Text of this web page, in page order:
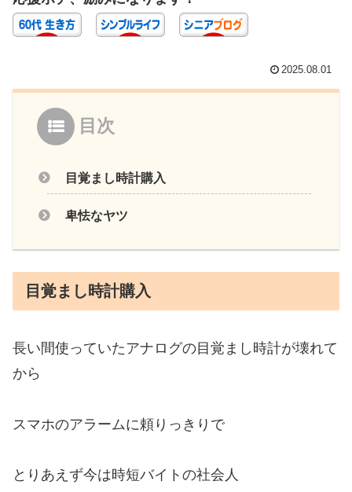
2025.08.01
目次
目覚まし時計購入
卑怯なヤツ
目覚まし時計購入
長い間使っていたアナログの目覚まし時計が壊れて
から
スマホのアラームに頼りっきりで
とりあえず今は時短バイトの社会人